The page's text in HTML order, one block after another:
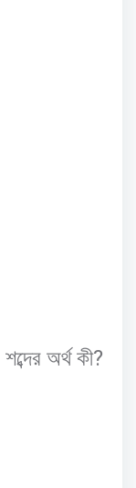
শব্দের অর্থ কী?